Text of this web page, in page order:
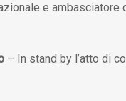
e
– In stand by l’atto di